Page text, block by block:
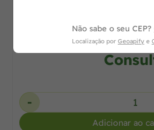
-
Adicionar ao
Não sabe o seu CEP?
Localização por Geoapify e